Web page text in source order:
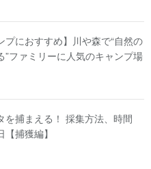
プにおすすめ】川や森で“自然の
”ファミリーに人気のキャンプ場
を捕まえる！ 採集方法、時間
捕獲編】